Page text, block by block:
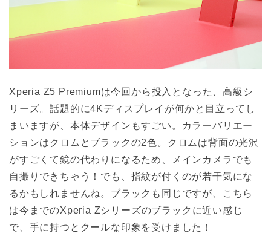
Xperia Z5 Premiumは今回から投入となった、高級シ
リーズ。話題的に4Kディスプレイが何かと目立ってし
まいますが、本体デザインもすごい。カラーバリエー
ションはクロムとブラックの2色。クロムは背面の光沢
がすごくて鏡の代わりになるため、メインカメラでも
自撮りできちゃう！でも、指紋が付くのが若干気にな
るかもしれませんね。ブラックも同じですが、こちら
は今までのXperia Zシリーズのブラックに近い感じ
で、手に持つとクールな印象を受けました！